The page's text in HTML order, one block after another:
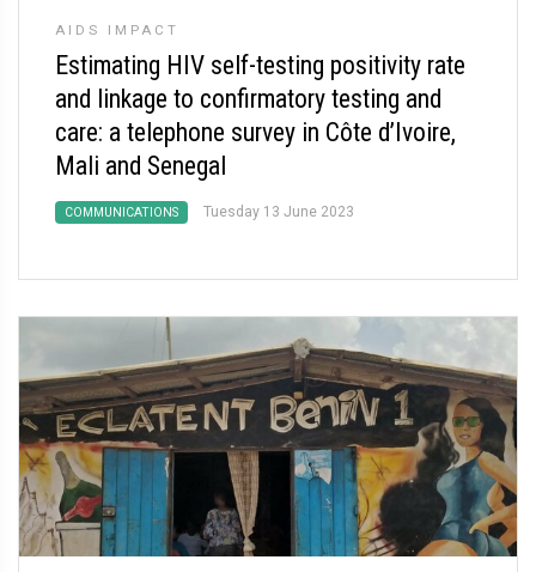
AIDS IMPACT
Estimating HIV self-testing positivity rate
and linkage to confirmatory testing and
care: a telephone survey in Côte d’Ivoire,
Mali and Senegal
COMMUNICATIONS Tuesday 13 June 2023